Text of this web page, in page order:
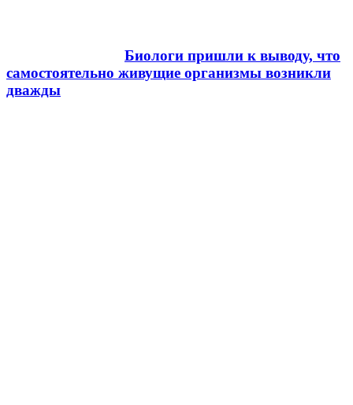
Биологи пришли к выводу, что
самостоятельно живущие организмы возникли
дважды